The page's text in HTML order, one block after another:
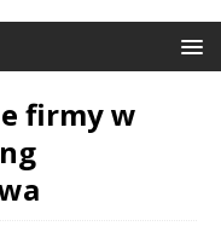
firmy w